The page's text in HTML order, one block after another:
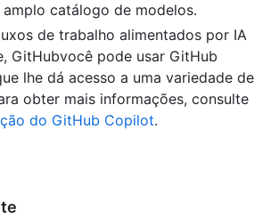
catálogo de modelos.
de trabalho alimentados por IA
GitHubvocê pode usar GitHub
lhe dá acesso a uma variedade de
obter mais informações, consulte
do GitHub Copilot.